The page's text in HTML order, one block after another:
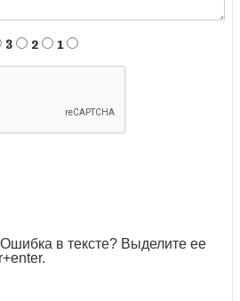
3 2 1
в тексте? Выделите ее